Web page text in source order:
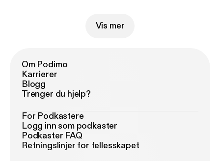
Vis mer
Om Podimo
Karrierer
Blogg
Trenger du hjelp?
For Podkastere
Logg inn som podkaster
Podkaster FAQ
Retningslinjer for fellesskapet